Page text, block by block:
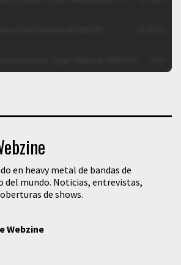
en heavy metal de bandas de
del mundo. Noticias, entrevistas,
de shows.
Webzine